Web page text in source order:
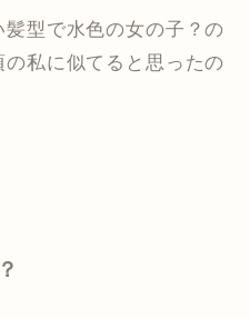
型で水色の女の子？の
私に似てると思ったの